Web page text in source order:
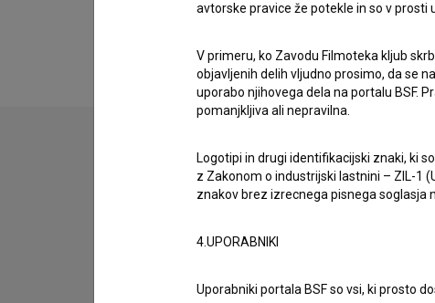
avtorske pravice že potekle in so v prosti
V primeru, ko Zavodu Filmoteka kljub
objavljenih delih vljudno prosimo, da se
uporabo njihovega dela na portalu BSF.
pomanjkljiva ali nepravilna.
Logotipi in drugi identifikacijski znaki, ki
z Zakonom o industrijski lastnini – ZIL-1
znakov brez izrecnega pisnega soglasja
4.UPORABNIKI
Uporabniki portala BSF so vsi, ki prosto